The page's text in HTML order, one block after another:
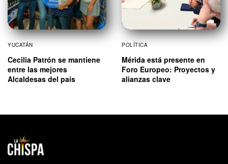
YUCATÁN
Cecilia Patrón se mantiene
entre las mejores
Alcaldesas del país
POLÍTICA
Mérida está presente en
Foro Europeo: Proyectos y
alianzas clave